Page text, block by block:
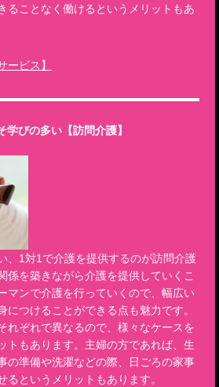
ることなく働けるというメリットもあ
ービス】
学びの多い【訪問介護】
、1対1で介護を提供するのが訪問介護
係を築きながら介護を提供していくこ
マンで介護を行っていくので、幅広い
につけることができる点も魅力です。
れぞれで異なるので、様々なケースを
トもあります。主婦の方であれば、生
の準備や洗濯などの際、日ごろの家事
るというメリットもあります。